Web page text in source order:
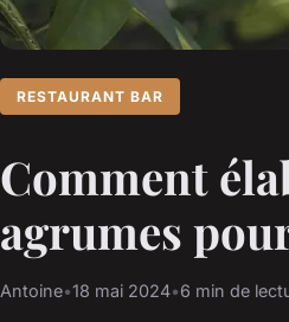
RESTAURANT BAR
Comment
agrumes
Antoine•18 mai 2024•6 min de